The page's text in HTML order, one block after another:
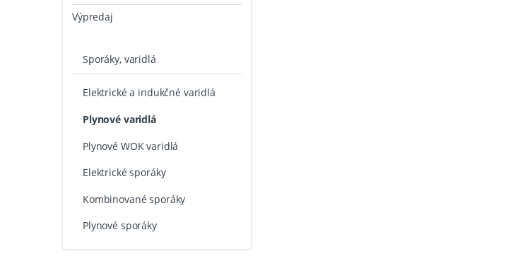
Výpredaj
Sporáky, varidlá
Elektrické a indukčné varidlá
Plynové varidlá
Plynové WOK varidlá
Elektrické sporáky
Kombinované sporáky
Plynové sporáky